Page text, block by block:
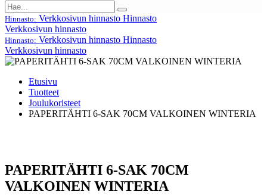
Hinnasto: Verkkosivun hinnasto Hinnasto
Verkkosivun hinnasto
Hinnasto: Verkkosivun hinnasto Hinnasto
Verkkosivun hinnasto
Etusivu
Tuotteet
Joulukoristeet
PAPERITÄHTI 6-SAK 70CM VALKOINEN WINTERIA
PAPERITÄHTI 6-SAK 70CM
VALKOINEN WINTERIA